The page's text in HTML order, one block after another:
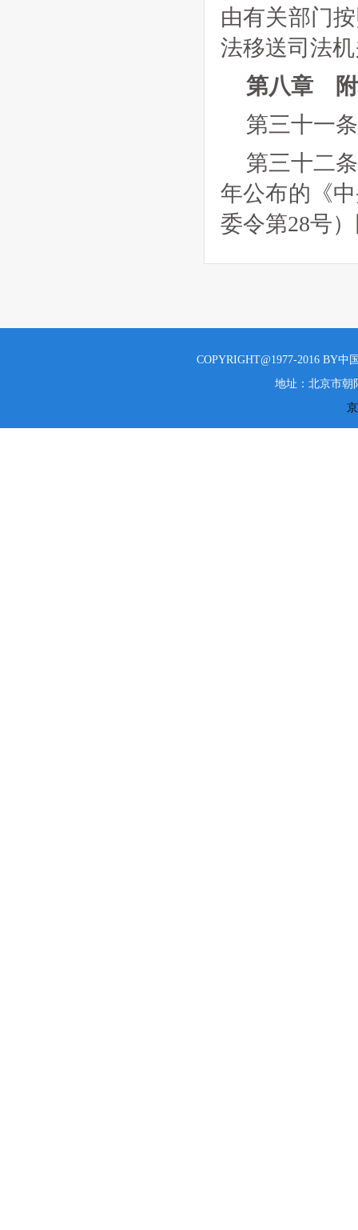
由有关部门
法移送司法
第八章
第三十一
第三十二
年公布的《
委令第28号
COPYRIGHT@1977-2016 BY
地址：北京市朝